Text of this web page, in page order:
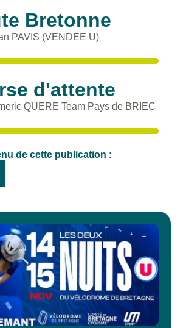
Bretonne
PAVIS (VENDEE U)
d'attente
QUERE Team Pays de BRIEC
de cette publication :